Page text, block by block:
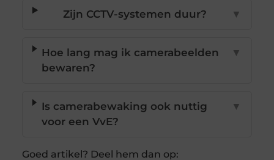
Zijn CCTV-systemen duur? ▼
Hoe lang mag ik camerabeelden
bewaren?
▼
Is camerabewaking ook nuttig
voor een VvE?
▼
Goed artikel? Deel hem dan op: